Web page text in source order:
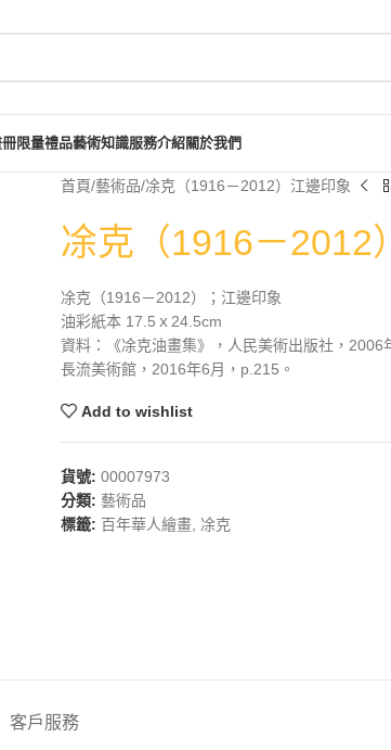
限量禮品藝術知識服務介紹關於我們
首頁 藝術品 凃克（1916－2012）江邊印象
凃克（1916－2012
凃克（1916－2012）；江邊印象
油彩紙本 17.5ｘ24.5cm
資料：《凃克油畫集》，人民美術出版社，2006
長流美術館，2016年6月，p.215。
Add to wishlist
貨號: 00007973
分類: 藝術品
標籤: 百年華人繪畫, 凃克
客戶服務